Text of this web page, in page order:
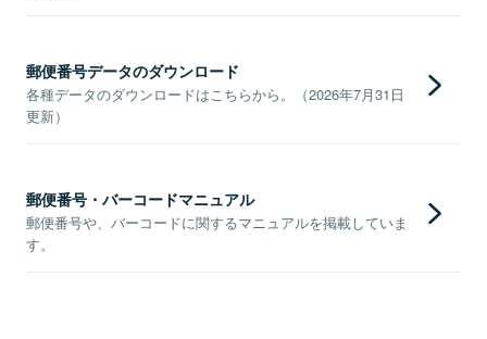
郵便番号データのダウンロード
各種データのダウンロードはこちらから。（2026年7月31日
更新）
郵便番号・バーコードマニュアル
郵便番号や、バーコードに関するマニュアルを掲載していま
す。